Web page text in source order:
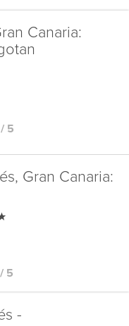
Canaria:
/ 5
Gran Canaria:
/ 5
-